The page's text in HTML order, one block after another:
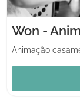
Won -
Animação